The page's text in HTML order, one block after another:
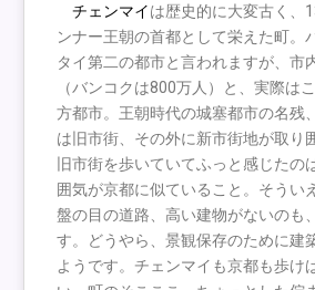
チェンマイは歴史的に大変古く、
ンナー王朝の首都として栄えた町。
タイ第二の都市と言われますが、市
（バンコクは800万人）と、実際は
方都市。王朝時代の城塞都市の名残
は旧市街、その外に新市街地が取
旧市街を歩いていてふっと感じたの
囲気が京都に似ていること。そうい
盤の目の道路、高い建物がないのも
す。どうやら、景観保存のために建
ようです。チェンマイも京都も歩け